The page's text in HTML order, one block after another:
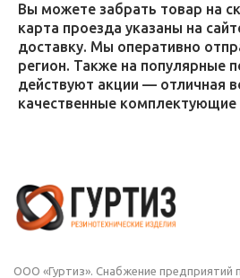
Вы можете забрать товар на
карта проезда указаны на
доставку. Мы оперативно
регион. Также на популярные
действуют акции — отличная
качественные комплектующие
ООО «Гуртиз». Снабжение предприятий